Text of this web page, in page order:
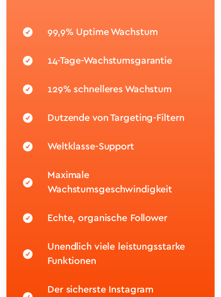
99,9% Uptime Wachstum
14-Tage-Wachstumsgarantie
129% schnelleres Wachstum
Dutzende von Targeting-Filtern
Weltklasse-Support
Maximale
Wachstumsgeschwindigkeit
Echte, organische Follower
Unendlich viele leistungsstarke
Funktionen
Der sicherste Instagram